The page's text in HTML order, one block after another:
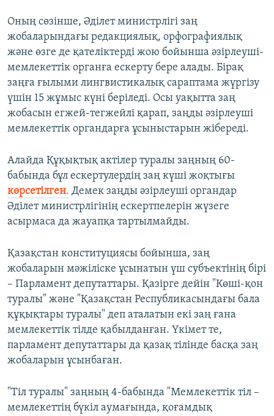
Оның сөзінше, Әділет министрлігі заң
жобаларындағы редакциялық, орфографиялық
және өзге де қателіктерді жою бойынша әзірлеуші-
мемлекеттік органға ескерту бере алады. Бірақ
заңға ғылыми лингвистикалық сараптама жүргізу
үшін 15 жұмыс күні беріледі. Осы уақытта заң
жобасын егжей-тегжейлі қарап, заңды әзірлеуші
мемлекеттік органдарға ұсыныстарын жібереді.
Алайда Құқықтық актілер туралы заңның 60-
бабында бұл ескертулердің заң күші жоқтығы
көрсетілген. Демек заңды әзірлеуші органдар
Әділет министрлігінің ескертпелерін жүзеге
асырмаса да жауапқа тартылмайды.
Қазақстан конституциясы бойынша, заң
жобаларын мәжіліске ұсынатын үш субъектінің бірі
– Парламент депутаттары. Қазірге дейін "Көші-қон
туралы" және "Қазақстан Республикасындағы бала
құқықтары туралы" деп аталатын екі заң ғана
мемлекеттік тілде қабылданған. Үкімет те,
парламент депутаттары да қазақ тілінде басқа заң
жобаларын ұсынбаған.
"Тіл туралы" заңның 4-бабында "Мемлекеттік тіл –
мемлекеттің бүкіл аумағында, қоғамдық